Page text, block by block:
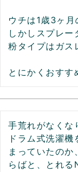
ウチは1歳3ヶ月
しかしスプレー
粉タイプはガス
とにかくおすす
手荒れがなくな
ドラム式洗濯
まっていたの
らばと、とれ